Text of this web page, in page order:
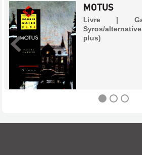
MOTUS
Livre |
Syros/
plus)